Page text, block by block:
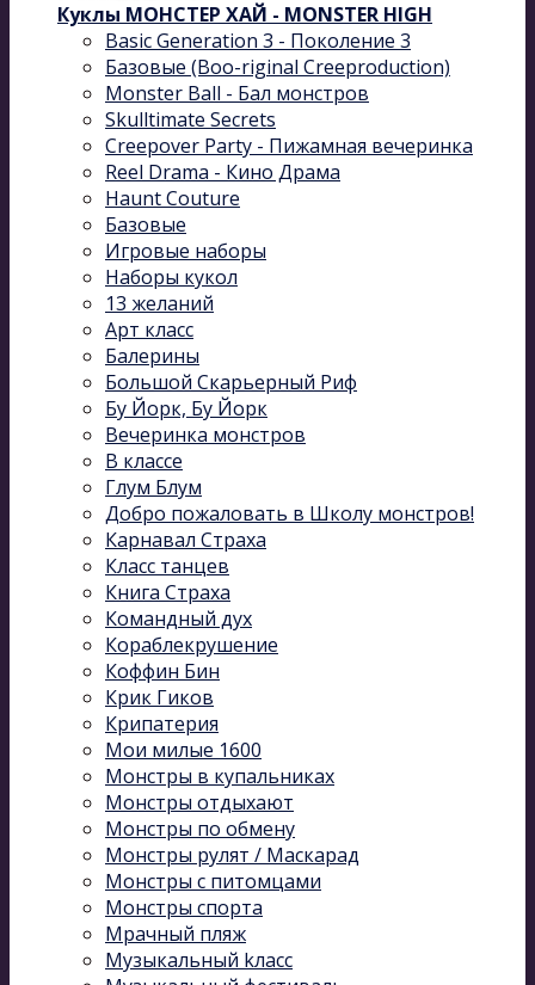
Куклы МОНСТЕР ХАЙ - MONSTER HIGH
Basic Generation 3 - Поколение 3
Базовые (Boo-riginal Creeproduction)
Monster Ball - Бал монстров
Skulltimate Secrets
Creepover Party - Пижамная вечеринка
Reel Drama - Кино Драма
Haunt Couture
Базовые
Игровые наборы
Наборы кукол
13 желаний
Арт класс
Балерины
Большой Скарьерный Риф
Бу Йорк, Бу Йорк
Вечеринка монстров
В классе
Глум Блум
Добро пожаловать в Школу монстров!
Карнавал Cтраха
Класс танцев
Книга Страха
Командный дух
Кораблекрушение
Коффин Бин
Крик Гиков
Крипатерия
Мои милые 1600
Монстры в купальниках
Монстры отдыхают
Монстры по обмену
Монстры рулят / Маскарад
Монстры с питомцами
Монстры спорта
Мрачный пляж
Музыкальный kласс